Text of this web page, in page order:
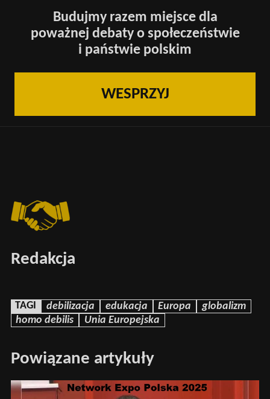
Budujmy razem miejsce dla
poważnej debaty o społeczeństwie
i państwie polskim
WESPRZYJ
Redakcja
TAGI debilizacja edukacja Europa
globalizm
homo debilis
Unia Europejska
Powiązane artykuły